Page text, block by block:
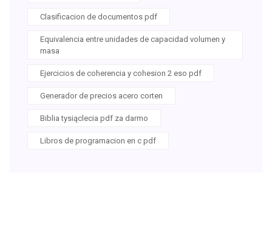
Clasificacion de documentos pdf
Equivalencia entre unidades de capacidad volumen y
masa
Ejercicios de coherencia y cohesion 2 eso pdf
Generador de precios acero corten
Biblia tysiąclecia pdf za darmo
Libros de programacion en c pdf